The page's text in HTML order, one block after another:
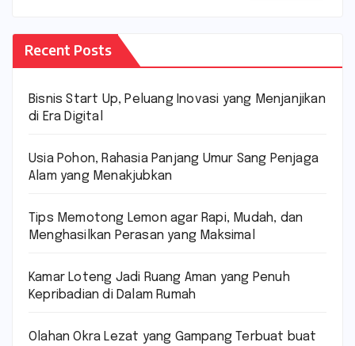
Recent Posts
Bisnis Start Up, Peluang Inovasi yang Menjanjikan
di Era Digital
Usia Pohon, Rahasia Panjang Umur Sang Penjaga
Alam yang Menakjubkan
Tips Memotong Lemon agar Rapi, Mudah, dan
Menghasilkan Perasan yang Maksimal
Kamar Loteng Jadi Ruang Aman yang Penuh
Kepribadian di Dalam Rumah
Olahan Okra Lezat yang Gampang Terbuat buat